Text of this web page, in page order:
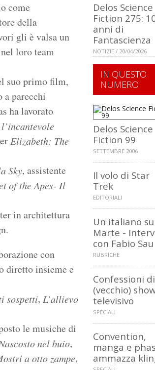
come
della
gli è valsa un
loro team
suo primo film,
a parecchi
ha lavorato
Elizabeth: The
Sky, assistente
of the Apes- Il
in architettura
con
diretto insieme e
sospetti, L’allievo
le musiche di
nel buio,
a otto zampe,
Delos Science
Fiction 275:
anni di
Fantascienza
NOTIZIE / 20/04/2026
IN QUESTO
NUMERO
Delos Science
Fiction 99
SETTEMBRE 2006
Il volo di Star
Trek
EDITORIALI
Un italiano su
Marte -
con Fabio Sau
RUBRICHE
Confessioni
(vecchio)
televisivo
SPECIALI
Convention,
manga e
ammazza